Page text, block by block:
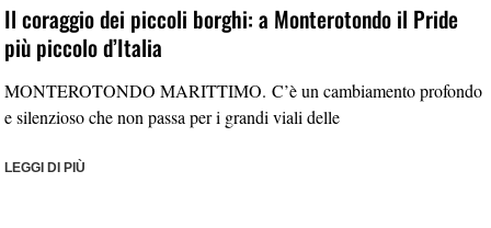
Il coraggio dei piccoli borghi: a Monterotondo il Pride
più piccolo d’Italia
MONTEROTONDO MARITTIMO. C’è un cambiamento profondo
e silenzioso che non passa per i grandi viali delle
LEGGI DI PIÙ